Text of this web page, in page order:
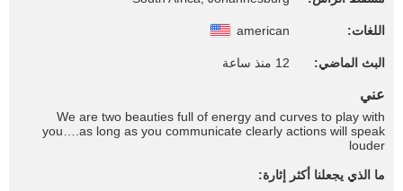
اللغات: american
البث الماضي: 12 منذ ساعة
عني
We are two beauties full of energy and curves to play with
you….as long as you communicate clearly actions will speak
louder
ما الذي يجعلنا أكثر إثارة: